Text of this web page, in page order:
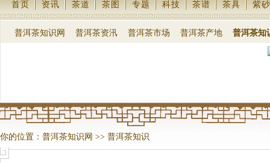
首页 资讯 茶道 茶图 专题 科技 茶谱 茶具 紫砂
普洱茶知识网 普洱茶资汛 普洱茶市场 普洱茶产地 普洱茶知
你的位置： 普洱茶知识网 >> 普洱茶知识